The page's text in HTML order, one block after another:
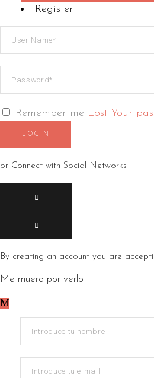
Register
Remember me Lost Your
LOGIN
or Connect with Social Networks
By creating an account you are
Me muero por verlo